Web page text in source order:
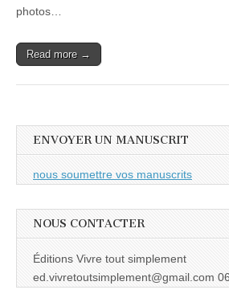
photos…
Read more →
ENVOYER UN MANUSCRIT
nous soumettre vos manuscrits
NOUS CONTACTER
Éditions Vivre tout simplement
ed.vivretoutsimplement@gmail.com